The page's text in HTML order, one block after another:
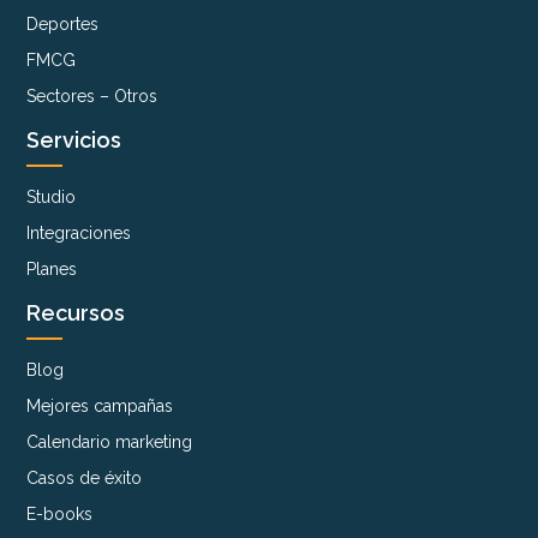
Deportes
FMCG
Sectores – Otros
Servicios
Studio
Integraciones
Planes
Recursos
Blog
Mejores campañas
Calendario marketing
Casos de éxito
E-books